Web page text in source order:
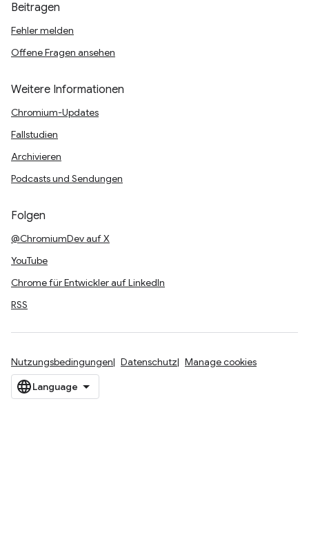
Beitragen
Fehler melden
Offene Fragen ansehen
Weitere Informationen
Chromium-Updates
Fallstudien
Archivieren
Podcasts und Sendungen
Folgen
@ChromiumDev auf X
YouTube
Chrome für Entwickler auf LinkedIn
RSS
Nutzungsbedingungen Datenschutz Manage cookies